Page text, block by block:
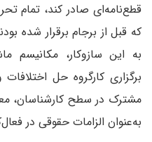
قطع‌نامه‌ای صادر کند، تمام
که قبل از برجام برقرار شده
به این سازوکار، مکانیسم
برگزاری کارگروه حل
مشترک در سطح کارشناسان،
به‌‌عنوان الزامات حقوقی در